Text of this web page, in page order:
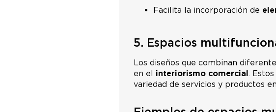
Facilita la incorporación de
5. Espacios
Los diseños que combinan
en el interiorismo comercial .
variedad de servicios y productos